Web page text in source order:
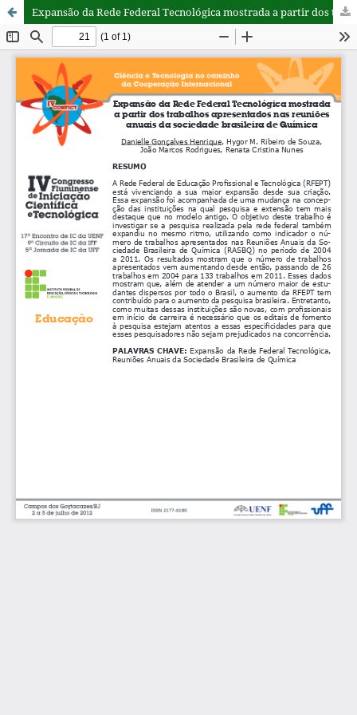
Expansão da Rede Federal Tecnológica mostrada a partir dos trabalhos apresentados nas reuniões anuais da sociedade brasileira de Química